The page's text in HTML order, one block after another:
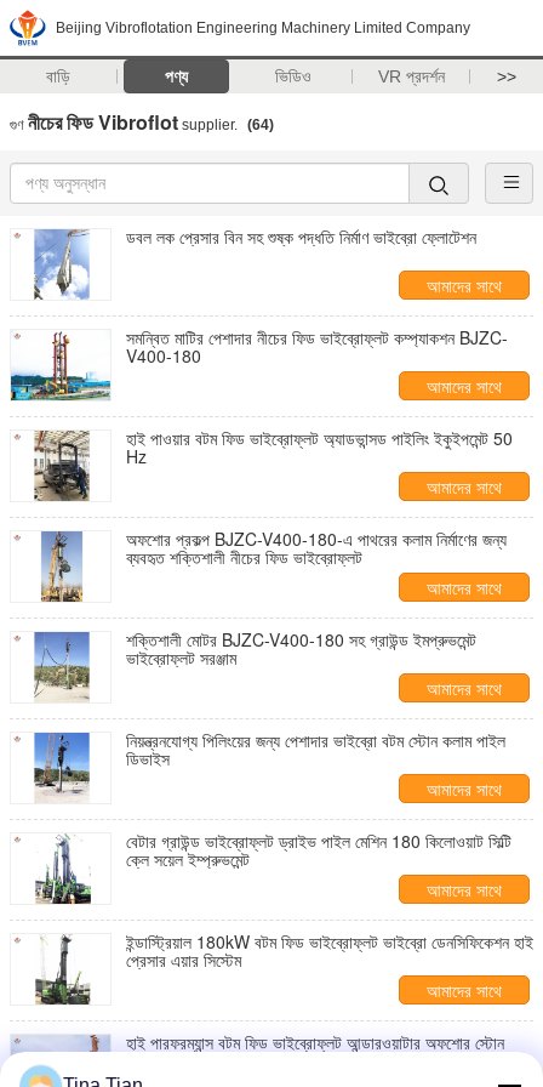
Beijing Vibroflotation Engineering Machinery Limited Company
বাড়ি পণ্য ভিডিও VR প্রদর্শন >>
গুণ নীচের ফিড Vibroflot supplier. (64)
ডবল লক প্রেসার বিন সহ শুষ্ক পদ্ধতি নির্মাণ ভাইব্রো ফ্লোটেশন
আমাদের সাথে
যোগাযোগ করুন
সমন্বিত মাটির পেশাদার নীচের ফিড ভাইব্রোফ্লট কম্প্যাকশন BJZC-
V400-180
আমাদের সাথে
যোগাযোগ করুন
হাই পাওয়ার বটম ফিড ভাইব্রোফ্লট অ্যাডভান্সড পাইলিং ইকুইপমেন্ট 50
Hz
আমাদের সাথে
যোগাযোগ করুন
অফশোর প্রকল্প BJZC-V400-180-এ পাথরের কলাম নির্মাণের জন্য
ব্যবহৃত শক্তিশালী নীচের ফিড ভাইব্রোফ্লট
আমাদের সাথে
যোগাযোগ করুন
শক্তিশালী মোটর BJZC-V400-180 সহ গ্রাউন্ড ইমপ্রুভমেন্ট
ভাইব্রোফ্লট সরঞ্জাম
আমাদের সাথে
যোগাযোগ করুন
নিয়ন্ত্রনযোগ্য পিলিংয়ের জন্য পেশাদার ভাইব্রো বটম স্টোন কলাম পাইল
ডিভাইস
আমাদের সাথে
যোগাযোগ করুন
বেটার গ্রাউন্ড ভাইব্রোফ্লট ড্রাইভ পাইল মেশিন 180 কিলোওয়াট সিল্টি
ক্লে সয়েল ইম্প্রুভমেন্ট
আমাদের সাথে
যোগাযোগ করুন
ইন্ডাস্ট্রিয়াল 180kW বটম ফিড ভাইব্রোফ্লট ভাইব্রো ডেনসিফিকেশন হাই
প্রেসার এয়ার সিস্টেম
আমাদের সাথে
যোগাযোগ করুন
হাই পারফরম্যান্স বটম ফিড ভাইব্রোফ্লট আন্ডারওয়াটার অফশোর স্টোন